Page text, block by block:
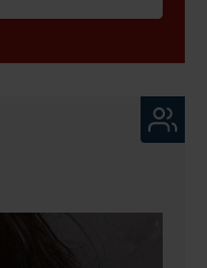
den registrierten